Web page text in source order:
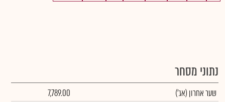
נתוני מסחר
שער אחרון (אג')
7,789.00